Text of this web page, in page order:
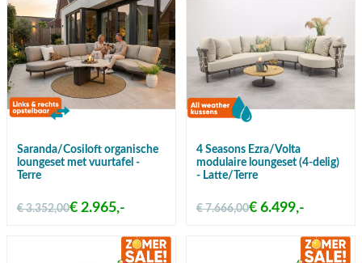
Saranda/Cosiloft organische
loungeset met vuurtafel -
Terre
€ 3.352,00€ 2.965,-
4 Seasons Ezra/Volta
modulaire loungeset (4-delig)
- Latte/Terre
€ 7.666,00€ 6.499,-